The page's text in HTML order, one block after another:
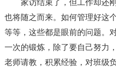
家访结束了，但工作却还
也将随之而来。如何管理好这
等等，这些都是眼前的问题。
一次的锻炼，除了要自己努力
老师请教，积累经验，对班级